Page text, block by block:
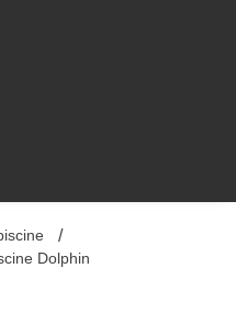
Dolphin